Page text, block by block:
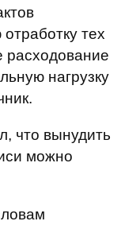
тех
расходование
нагрузку
что вынудить
можно